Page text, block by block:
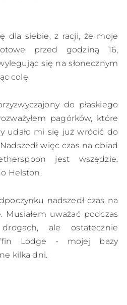
dla siebie, z racji, że moje
przed godziną 16,
się na słonecznym
colę.
do płaskiego
pagórków, które
udało mi się już wrócić do
więc czas na obiad
jest wszędzie.
Helston.
nadszedł czas na
Musiałem uważać podczas
ale ostatecznie
Lodge - mojej bazy
kilka dni.